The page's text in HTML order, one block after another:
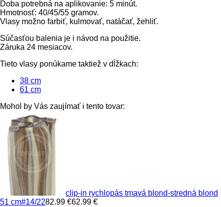
Doba potrebná na aplikovanie: 5 minút.
Hmotnosť: 40/45/55 gramov.
Vlasy možno farbiť, kulmovať, natáčať, žehliť.
Súčasťou balenia je i návod na použitie.
Záruka 24 mesiacov.
Tieto vlasy ponúkame taktiež v dĺžkach:
38 cm
61 cm
Mohol by Vás zaujímať i tento tovar:
clip-in rychlopás tmavá blond-stredná blond
51 cm#14/2282.99 €62.99 €